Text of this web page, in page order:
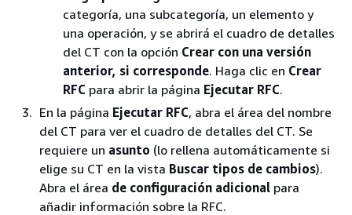
categoría, una subcategoría, un elemento y
una operación, y se abrirá el cuadro de detalles
del CT con la opción Crear con una versión
anterior, si corresponde. Haga clic en Crear
RFC para abrir la página Ejecutar RFC.
En la página Ejecutar RFC, abra el área del nombre
del CT para ver el cuadro de detalles del CT. Se
requiere un asunto (lo rellena automáticamente si
elige su CT en la vista Buscar tipos de cambios).
Abra el área de configuración adicional para
añadir información sobre la RFC.